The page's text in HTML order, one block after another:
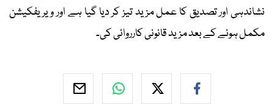
نشاندہی اور تصدیق کا عمل مزید تیز کر دیا گیا ہے اور ویریفکیشن
مکمل ہونے کے بعد مزید قانونی کارروائی کی۔